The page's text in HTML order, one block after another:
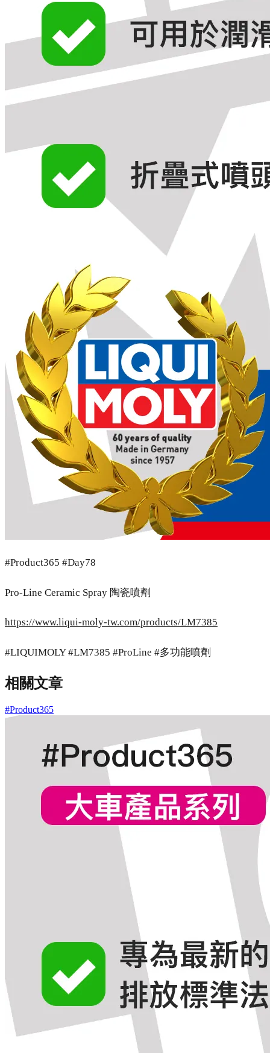
#Product365 #Day78
Pro-Line Ceramic Spray 陶瓷噴劑
https://www.liqui-moly-tw.com/products/LM7385
#LIQUIMOLY #LM7385 #ProLine #多功能噴劑
相關文章
#Product365